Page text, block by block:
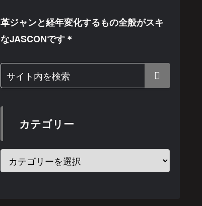
革ジャンと経年変化するもの全般がスキ
なJASCONです＊
カテゴリー